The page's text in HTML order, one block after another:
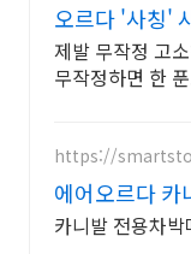
오르다 '사칭'
억7천) 사례보
제발 무작정 고
무작정하면 한
https://
에어오르다 카